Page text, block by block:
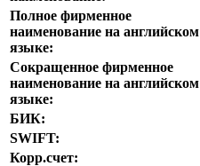
Полное фирменное
наименование на английском
языке:
Сокращенное фирменное
наименование на английском
языке:
БИК:
SWIFT:
Корр.счет: